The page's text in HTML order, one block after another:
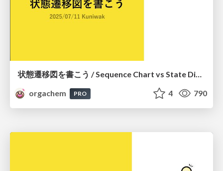
状態遷移図を書こう / Sequence Chart vs State Diagram
orgachem
PRO 4 790